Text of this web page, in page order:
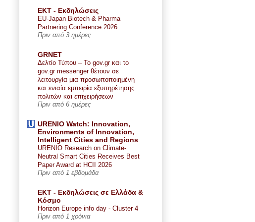
ΕΚΤ - Εκδηλώσεις
EU-Japan Biotech & Pharma
Partnering Conference 2026
Πριν από 3 ημέρες
GRNET
Δελτίο Τύπου – Το gov.gr και το
gov.gr messenger θέτουν σε
λειτουργία μια προσωποποιημένη
και ενιαία εμπειρία εξυπηρέτησης
πολιτών και επιχειρήσεων
Πριν από 6 ημέρες
URENIO Watch: Innovation,
Environments of Innovation,
Intelligent Cities and Regions
URENIO Research on Climate-
Neutral Smart Cities Receives Best
Paper Award at HCII 2026
Πριν από 1 εβδομάδα
ΕΚΤ - Εκδηλώσεις σε Ελλάδα &
Κόσμο
Horizon Europe info day - Cluster 4
Πριν από 1 χρόνια